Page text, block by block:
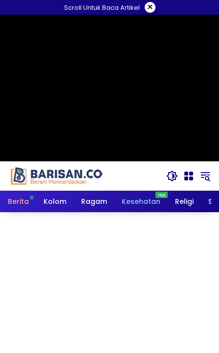
ke
Scroll Untuk Baca Artikel ×
Berita Kolom Ragam Kesehatan Religi